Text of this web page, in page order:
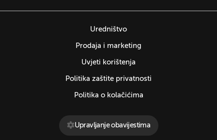
Uredništvo
Prodaja i marketing
Uvjeti korištenja
Politika zaštite privatnosti
Politika o kolačićima
Upravljanje obavijestima